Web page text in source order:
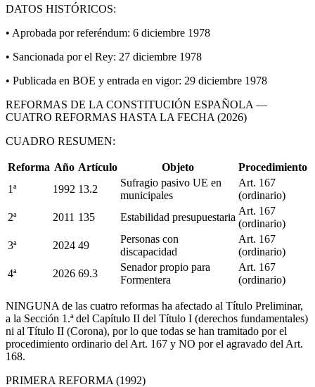
DATOS HISTÓRICOS:
• Aprobada por referéndum: 6 diciembre 1978
• Sancionada por el Rey: 27 diciembre 1978
• Publicada en BOE y entrada en vigor: 29 diciembre 1978
REFORMAS DE LA CONSTITUCIÓN ESPAÑOLA —
CUATRO REFORMAS HASTA LA FECHA (2026)
CUADRO RESUMEN:
Reforma Año Artículo Objeto
Procedimiento
1ª
1992 13.2
Sufragio pasivo UE en
municipales
Art. 167
(ordinario)
2ª
2011 135 Estabilidad presupuestaria
Art. 167
(ordinario)
3ª
2024 49
Personas con
discapacidad
Art. 167
(ordinario)
4ª
2026 69.3
Senador propio para
Formentera
Art. 167
(ordinario)
NINGUNA de las cuatro reformas ha afectado al Título Preliminar,
a la Sección 1.ª del Capítulo II del Título I (derechos fundamentales)
ni al Título II (Corona), por lo que todas se han tramitado por el
procedimiento ordinario del Art. 167 y NO por el agravado del Art.
168.
PRIMERA REFORMA (1992)